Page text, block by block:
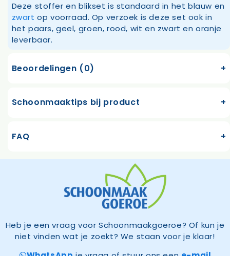
Deze stoffer en blikset is standaard in het blauw en
zwart op voorraad. Op verzoek is deze set ook in
het paars, geel, groen, rood, wit en zwart en oranje
leverbaar.
Beoordelingen (0)
Schoonmaaktips bij product
FAQ
Heb je een vraag voor Schoonmaakgoeroe? Of kun je
niet vinden wat je zoekt? We staan voor je klaar!